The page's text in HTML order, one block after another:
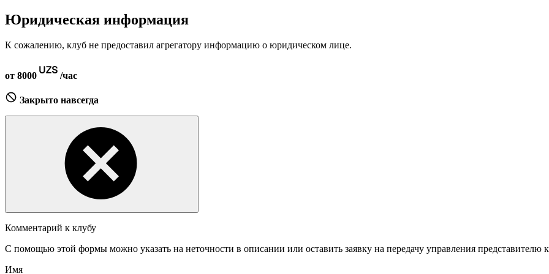
Юридическая информация
К сожалению, клуб не предоставил агрегатору информацию о юридическом лице.
от 8000 /час
Закрыто навсегда
Комментарий к клубу
С помощью этой формы можно указать на неточности в описании или оставить заявку на передачу управления представителю
Имя